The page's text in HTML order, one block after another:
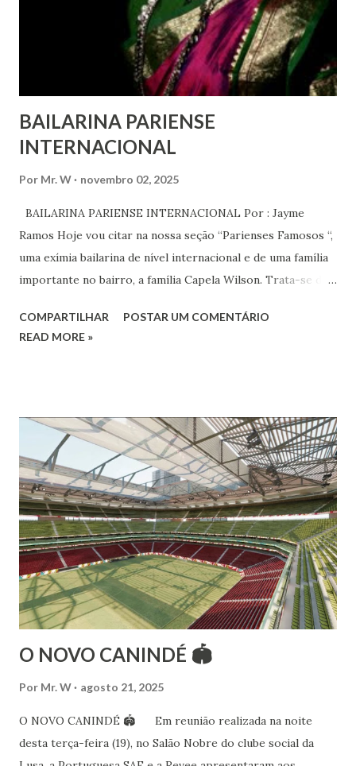
anos, em que milhões foram às ruas para exigir mudanças.
Em outras partes do mundo, os “99%” fizeram suas vozes
serem ouvidas através ...
BAILARINA PARIENSE
INTERNACIONAL
Por Mr. W novembro 02, 2025
BAILARINA PARIENSE INTERNACIONAL Por : Jayme
Ramos Hoje vou citar na nossa seção “Parienses Famosos “,
uma exímia bailarina de nível internacional e de uma família
importante no bairro, a família Capela Wilson. Trata-se da
Vamos às informações de seu site : Bailarina e professora
Esteve na Índia aprofundando seus estudos neste estilo
além de partir para pesquisa e vivência das danças
folclóricas do Rajastão (Kalbelia, Banjara, Ghoomar, Chair).
Bailarina profissional e professora de dança. Dedica-se há
15 anos ao estudo e pesquisa de danças étnicas, em especial
às danças ciganas, árabes e indianas. Iniciou seus estudos de
dança aos 4 anos de idade (em 1982) no balé clássico,
passando por diversas atividades co...
COMPARTILHAR
POSTAR UM COMENTÁRIO
READ MORE »
O NOVO CANINDÉ 🏟
Por Mr. W agosto 21, 2025
O NOVO CANINDÉ 🏟 Em reunião realizada na noite
desta terça-feira (19), no Salão Nobre do clube social da